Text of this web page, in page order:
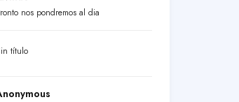
nos pondremos al dia
título